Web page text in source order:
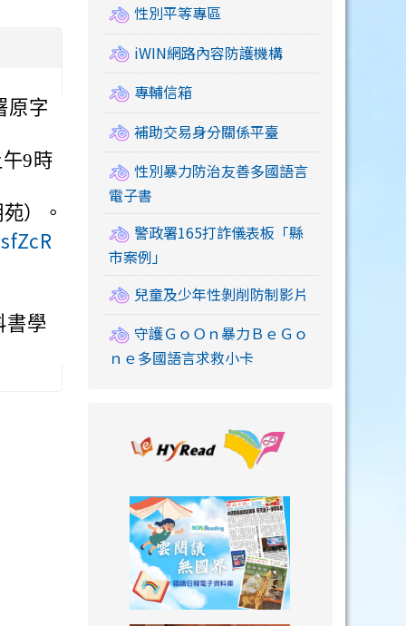
原字
9時
）。
書學
性別平等專區
iWIN網路內容防護機構
專輔信箱
補助交易身分關係平臺
性別暴力防治友善多國語言
電子書
警政署165打詐儀表板「縣
市案例」
兒童及少年性剝削防制影片
守護ＧｏＯｎ暴力ＢｅＧｏ
ｎｅ多國語言求救小卡